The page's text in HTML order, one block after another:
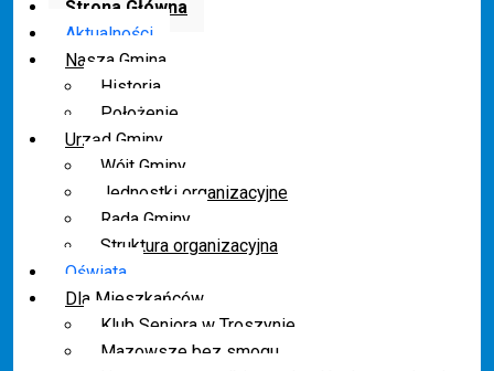
Strona Główna
Aktualności
Nasza Gmina
Historia
Położenie
Urząd Gminy
Wójt Gminy
Jednostki organizacyjne
Rada Gminy
Struktura organizacyjna
Oświata
Dla Mieszkańców
Klub Seniora w Troszynie
Mazowsze bez smogu